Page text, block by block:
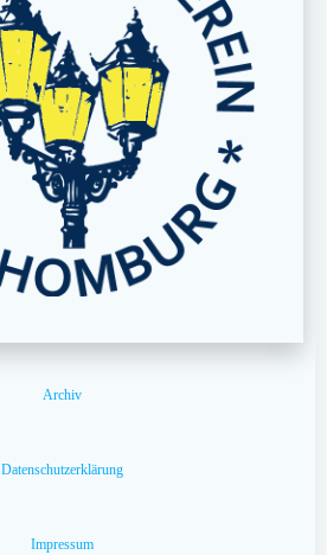
Archiv
Datenschutzerklärung
Impressum